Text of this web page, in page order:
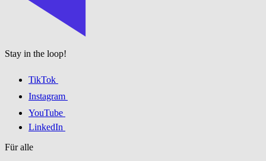
Stay in the loop!
TikTok
Instagram
YouTube
LinkedIn
Für alle